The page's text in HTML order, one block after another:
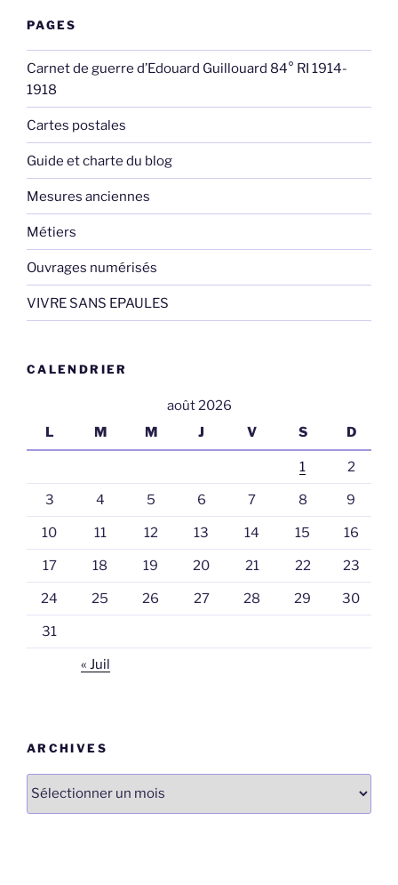
PAGES
Carnet de guerre d’Edouard Guillouard 84° RI 1914-
1918
Cartes postales
Guide et charte du blog
Mesures anciennes
Métiers
Ouvrages numérisés
VIVRE SANS EPAULES
CALENDRIER
août 2026
L
M M J V S D
1 2
3 4 5 6 7 8 9
10 11 12 13 14 15 16
17 18 19 20 21 22 23
24 25 26 27 28 29 30
31
« Juil
ARCHIVES
Archives